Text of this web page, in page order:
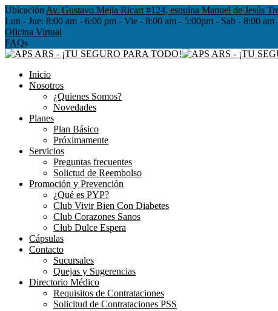
Ubicación Av. Gustavo Mejia Ricart #124, esquina Manuel de Jesús
Lun - Jue: 8:00 am - 6:00 pm - Vie - 8:00 am - 5:00pm - Sab - 8:00
Oficina Virtual
FAQs
Inicio
Nosotros
¿Quienes Somos?
Novedades
Planes
Plan Básico
Próximamente
Servicios
Preguntas frecuentes
Solictud de Reembolso
Promoción y Prevención
¿Qué es PYP?
Club Vivir Bien Con Diabetes
Club Corazones Sanos
Club Dulce Espera
Cápsulas
Contacto
Sucursales
Quejas y Sugerencias
Directorio Médico
Requisitos de Contrataciones
Solicitud de Contrataciones PSS